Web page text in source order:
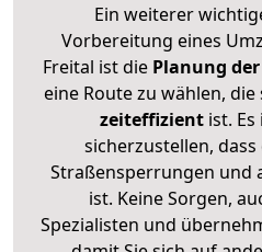
Ein weiterer
Vorbereitung eines
Freital ist diePlanung
eine Route zu wählen,
zeiteffizientist. Es
sicherzustellen,
Straßensperrungen und
ist. Keine Sorgen,
Spezialisten und